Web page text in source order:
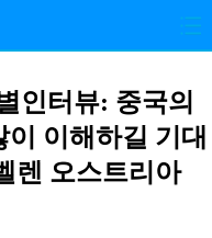
포토
인터뷰: 중국의
이해하길 기대
렌 오스트리아